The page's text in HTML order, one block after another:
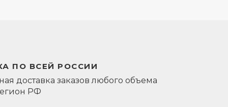
ПО ВСЕЙ РОССИИ
доставка заказов любого объема
РФ